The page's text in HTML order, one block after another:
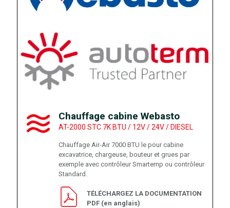
Chauffage cabine Webasto
AT-2000 STC 7K BTU / 12V / 24V / DIESEL
Chauffage Air-Air 7000 BTU le pour cabine
excavatrice, chargeuse, bouteur et grues par
exemple avec contrôleur Smartemp ou contrôleur
Standard.
TÉLÉCHARGEZ LA DOCUMENTATION
PDF (en anglais)